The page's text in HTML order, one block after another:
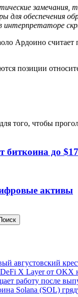
замечания,
для обеспечения
интерпретаторе
Ардоино считает
позиции
для того, чтобы
биткоина до
активы
августовский
X Layer от OKX
работу после
Solana (SOL)